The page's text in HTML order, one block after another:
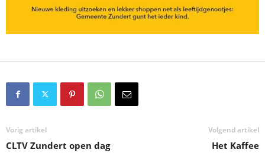
Vorig artikel
CLTV Zundert open dag
Volgend artikel
Het Kaffee